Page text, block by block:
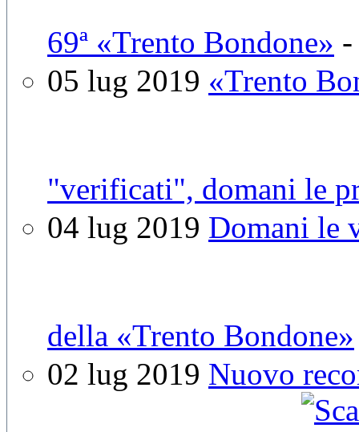
69ª «Trento Bondone»
05 lug 2019 «Trento
"verificati", domani le
04 lug 2019 Domani le
della «Trento Bondone»
02 lug 2019 Nuovo